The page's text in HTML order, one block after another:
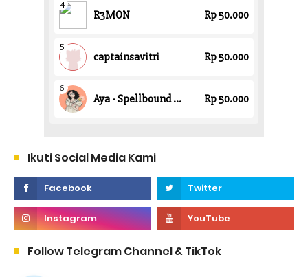
Ikuti Social Media Kami
Follow Telegram Channel & TikTok